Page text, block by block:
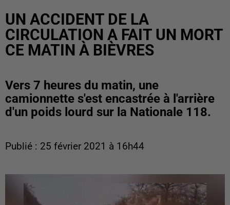
UN ACCIDENT DE LA
CIRCULATION A FAIT UN MORT
CE MATIN À BIÈVRES
Vers 7 heures du matin, une
camionnette s'est encastrée à l'arrière
d'un poids lourd sur la Nationale 118.
Publié : 25 février 2021 à 16h44